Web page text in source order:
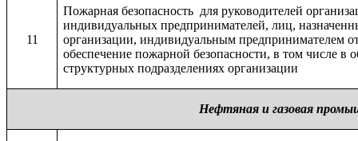
11
Пожарная безопасность для руководителей
индивидуальных предпринимателей, лиц,
организации, индивидуальным предпринимателем
обеспечение пожарной безопасности, в том числе в
структурных подразделениях организации
Нефтяная и газовая